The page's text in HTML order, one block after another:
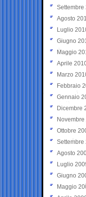
Settembre
Agosto
Luglio
Giugno
Maggio
Aprile
Marzo
Febbraio
Gennaio
Dicembre
Novembre
Ottobre
Settembre
Agosto
Luglio
Giugno
Maggio